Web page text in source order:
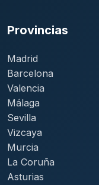
Provincias
Madrid
Barcelona
Valencia
Málaga
Sevilla
Vizcaya
Murcia
La Coruña
Asturias